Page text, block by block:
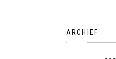
ARCHIEF